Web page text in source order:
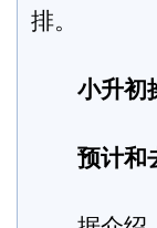
排。
小升初
预计和